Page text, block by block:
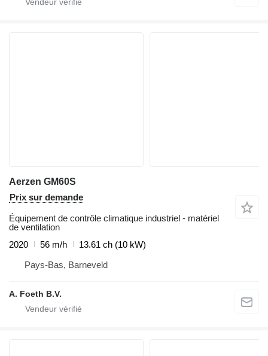
Aerzen GM60S
Prix sur demande
Équipement de contrôle climatique industriel - matériel
de ventilation
2020
56 m/h
13.61 ch (10 kW)
Pays-Bas, Barneveld
A. Foeth B.V.